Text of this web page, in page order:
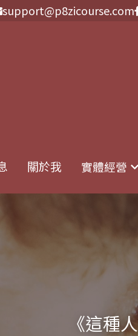
support@p8zicourse.com
關於我 實體經營
support@p8zicourse.com
關於我 實體經營
《這種